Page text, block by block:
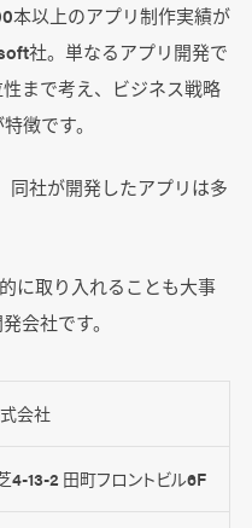
本以上のアプリ制作実績が
社。単なるアプリ開発で
まで考え、ビジネス戦略
徴です。
同社が開発したアプリは多
に取り入れることも大事
会社です。
会社
4-13-2 田町フロントビル6F